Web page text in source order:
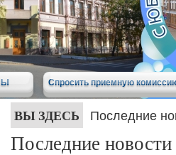
Спросить приемную
ВЫ ЗДЕСЬ Последние
Последние новости